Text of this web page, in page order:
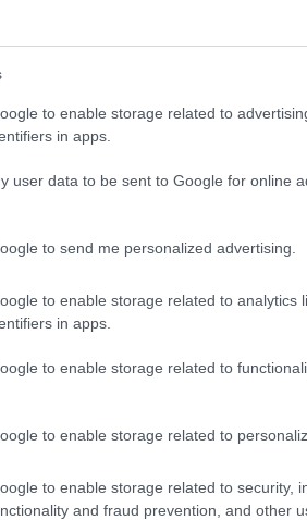
to enable storage related to
in apps.
user data to be sent to Google for online
to send me personalized advertising.
to enable storage related to analytics
in apps.
to enable storage related to
to enable storage related to
to enable storage related to security,
and fraud prevention, and other
szomszéd állandó
a fűnyírás és az egyéb zajjal
Jog365.hu körüljárta, mit lehet tenni,
– egy
férfi, aki a vád szerint légpuskával